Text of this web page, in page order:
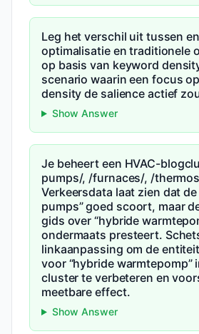
Leg het verschil uit tussen
optimalisatie en traditionele
op basis van keyword
scenario waarin een focus
density de salience actief
Show Answer
Je beheert een HVAC-
pumps/, /furnaces/, /
Verkeersdata laat zien dat
pumps” goed scoort, maar
gids over “hybride
ondermaats presteert.
linkaanpassing om de
voor “hybride warmtepomp”
cluster te verbeteren en
meetbare effect.
Show Answer